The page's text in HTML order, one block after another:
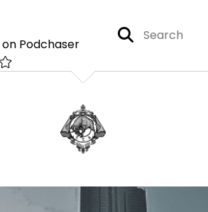
Podchaser